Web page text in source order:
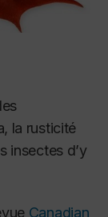
la rusticité
insectes d’y
Canadian